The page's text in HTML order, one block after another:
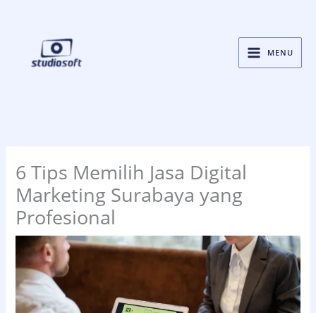
MENU
6 Tips Memilih Jasa Digital
Marketing Surabaya yang
Profesional